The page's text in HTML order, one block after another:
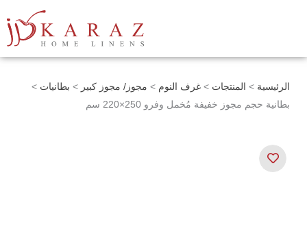
الرئيسية > المنتجات > غرف النوم > مجوز/ مجوز كبير > بطانيات >
بطانية حجم مجوز خفيفة مُخمل وفرو 250×220 سم